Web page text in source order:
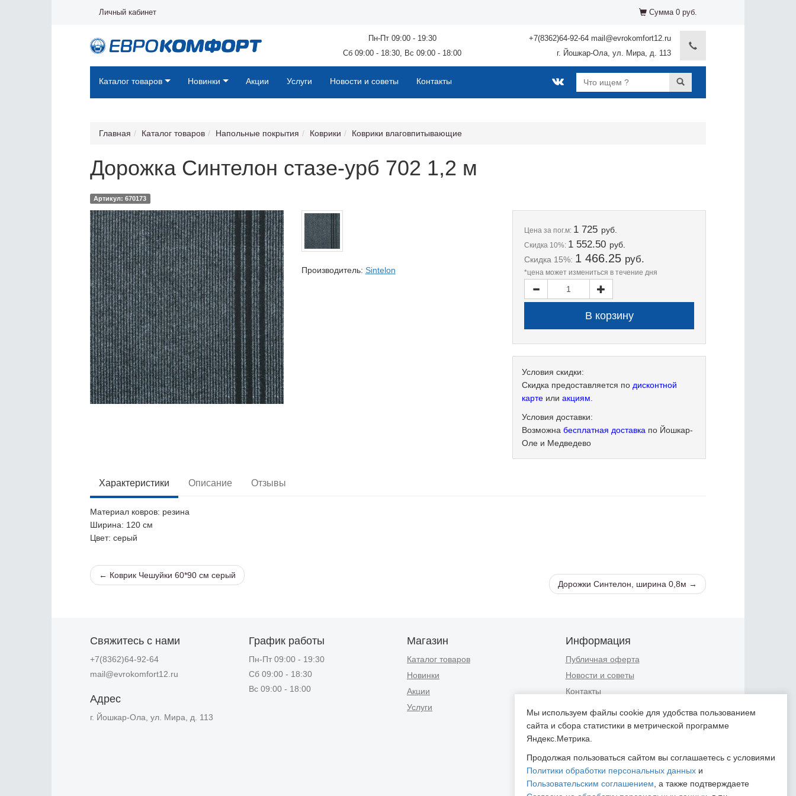
Личный кабинет Сумма 0 руб.
Пн-Пт 09:00 - 19:30
Сб 09:00 - 18:30, Вс 09:00 - 18:00
+7(8362)64-92-64 mail@evrokomfort12.ru
г. Йошкар-Ола, ул. Мира, д. 113
Каталог товаров Новинки Акции Услуги Новости и советы Контакты
Главная Каталог товаров Напольные покрытия Коврики Коврики влаговпитывающие
Дорожка Синтелон стазе-урб 702 1,2 м
Артикул: 670173
Цена за пог.м: 1 725 руб.
Скидка 10%: 1 552.50 руб.
Скидка 15%: 1 466.25 руб.
*цена может измениться в течение дня
Условия скидки:
Скидка предоставляется по дисконтной
карте илиакциям
Условия доставки:
Возможнабесплатная доставка по Йошкар-
Оле и Медведево
Производитель: Sintelon
Характеристики Описание Отзывы
Материал ковров: резина
Ширина: 120 см
Цвет: серый
← Коврик Чешуйки 60*90 см серый
Дорожки Синтелон, ширина 0,8м →
Свяжитесь с нами
+7(8362)64-92-64
mail@evrokomfort12.ru
Адрес
г. Йошкар-Ола, ул. Мира, д. 113
График работы
Пн-Пт 09:00 - 19:30
Сб 09:00 - 18:30
Вс 09:00 - 18:00
Магазин
Каталог товаров
Новинки
Акции
Услуги
Информация
Публичная оферта
Новости и советы
Контакты
персональных данных
Пользовательское соглашение
Согласие на обработку
Мы используем файлы cookie для удобства пользованием
сайта и сбора статистики в метрической программе
Яндекс.Метрика.
Продолжая пользоваться сайтом вы соглашаетесь с условиями
Политики обработки персональных данных и
Пользовательским соглашением , а также подтверждаете